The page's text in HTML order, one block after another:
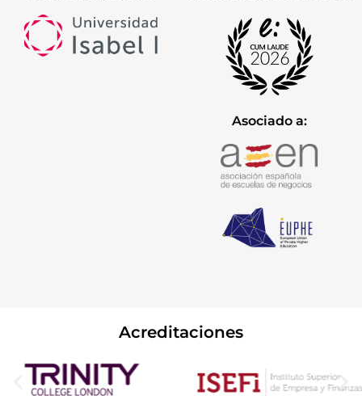
Asociado a:
Acreditaciones